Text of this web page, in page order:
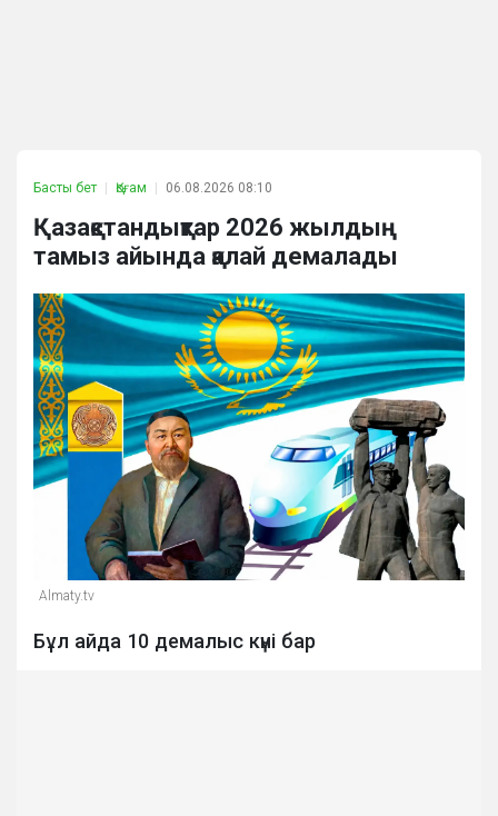
Басты бет Қоғам 06.08.2026 08:10
Қазақстандықтар 2026 жылдың
тамыз айында қалай демалады
Almaty.tv
Бұл айда 10 демалыс күні бар